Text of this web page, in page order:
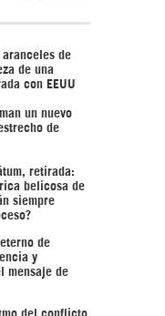
aranceles de
de una
con EEUU
un nuevo
de
retirada:
belicosa de
siempre
de
y
mensaje de
del conflicto